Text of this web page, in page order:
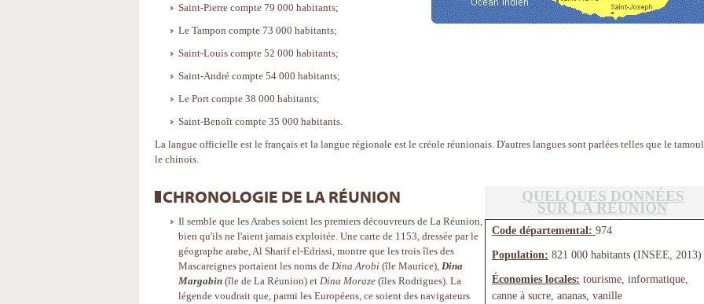
Saint-Pierre compte 79 000 habitants;
Le Tampon compte 73 000 habitants;
Saint-Louis compte 52 000 habitants;
Saint-André compte 54 000 habitants;
Le Port compte 38 000 habitants;
Saint-Benoît compte 35 000 habitants.
La langue officielle est le français et la langue régionale est le créole réunionais. D'autres langues sont parlées telles que le
le chinois.
QUELQUES DONNÉES
SUR LA RÉUNION
Code départemental: 974
Population: 821 000 habitants (INSEE, 2013)
Économies locales: tourisme, informatique,
canne à sucre, ananas, vanille
CHRONOLOGIE DE LA RÉUNION
Il semble que les Arabes soient les premiers découvreurs de La Réunion,
bien qu'ils ne l'aient jamais exploitée. Une carte de 1153, dressée par le
géographe arabe, Al Sharif el-Edrissi, montre que les trois îles des
Mascareignes portaient les noms de Dina Arobi (île Maurice), Dina
Margabin (île de La Réunion) et Dina Moraze (îles Rodrigues). La
légende voudrait que, parmi les Européens, ce soient des navigateurs